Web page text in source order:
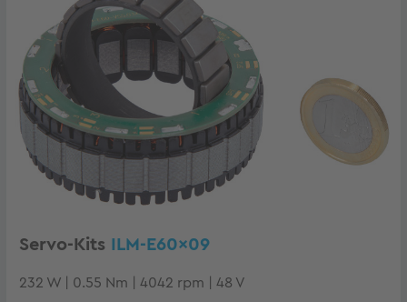
Servo-Kits ILM-E60x09
232 W | 0.55 Nm | 4042 rpm | 48 V